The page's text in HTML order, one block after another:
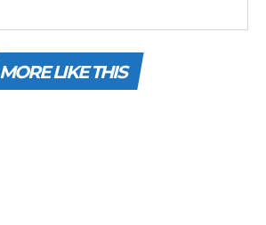
MORE LIKE THIS